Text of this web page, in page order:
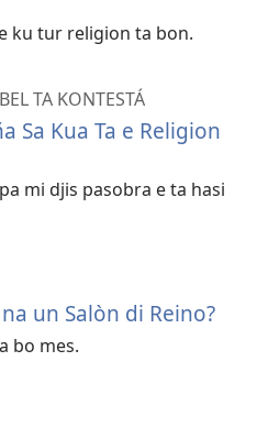
ku tur religion ta bon.
TA KONTESTÁ
Sa Kua Ta e Religion
mi djis pasobra e ta hasi
un Salòn di Reino?
bo mes.